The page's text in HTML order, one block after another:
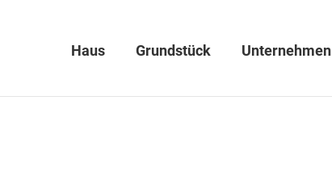
Haus Grundstück Unternehmen